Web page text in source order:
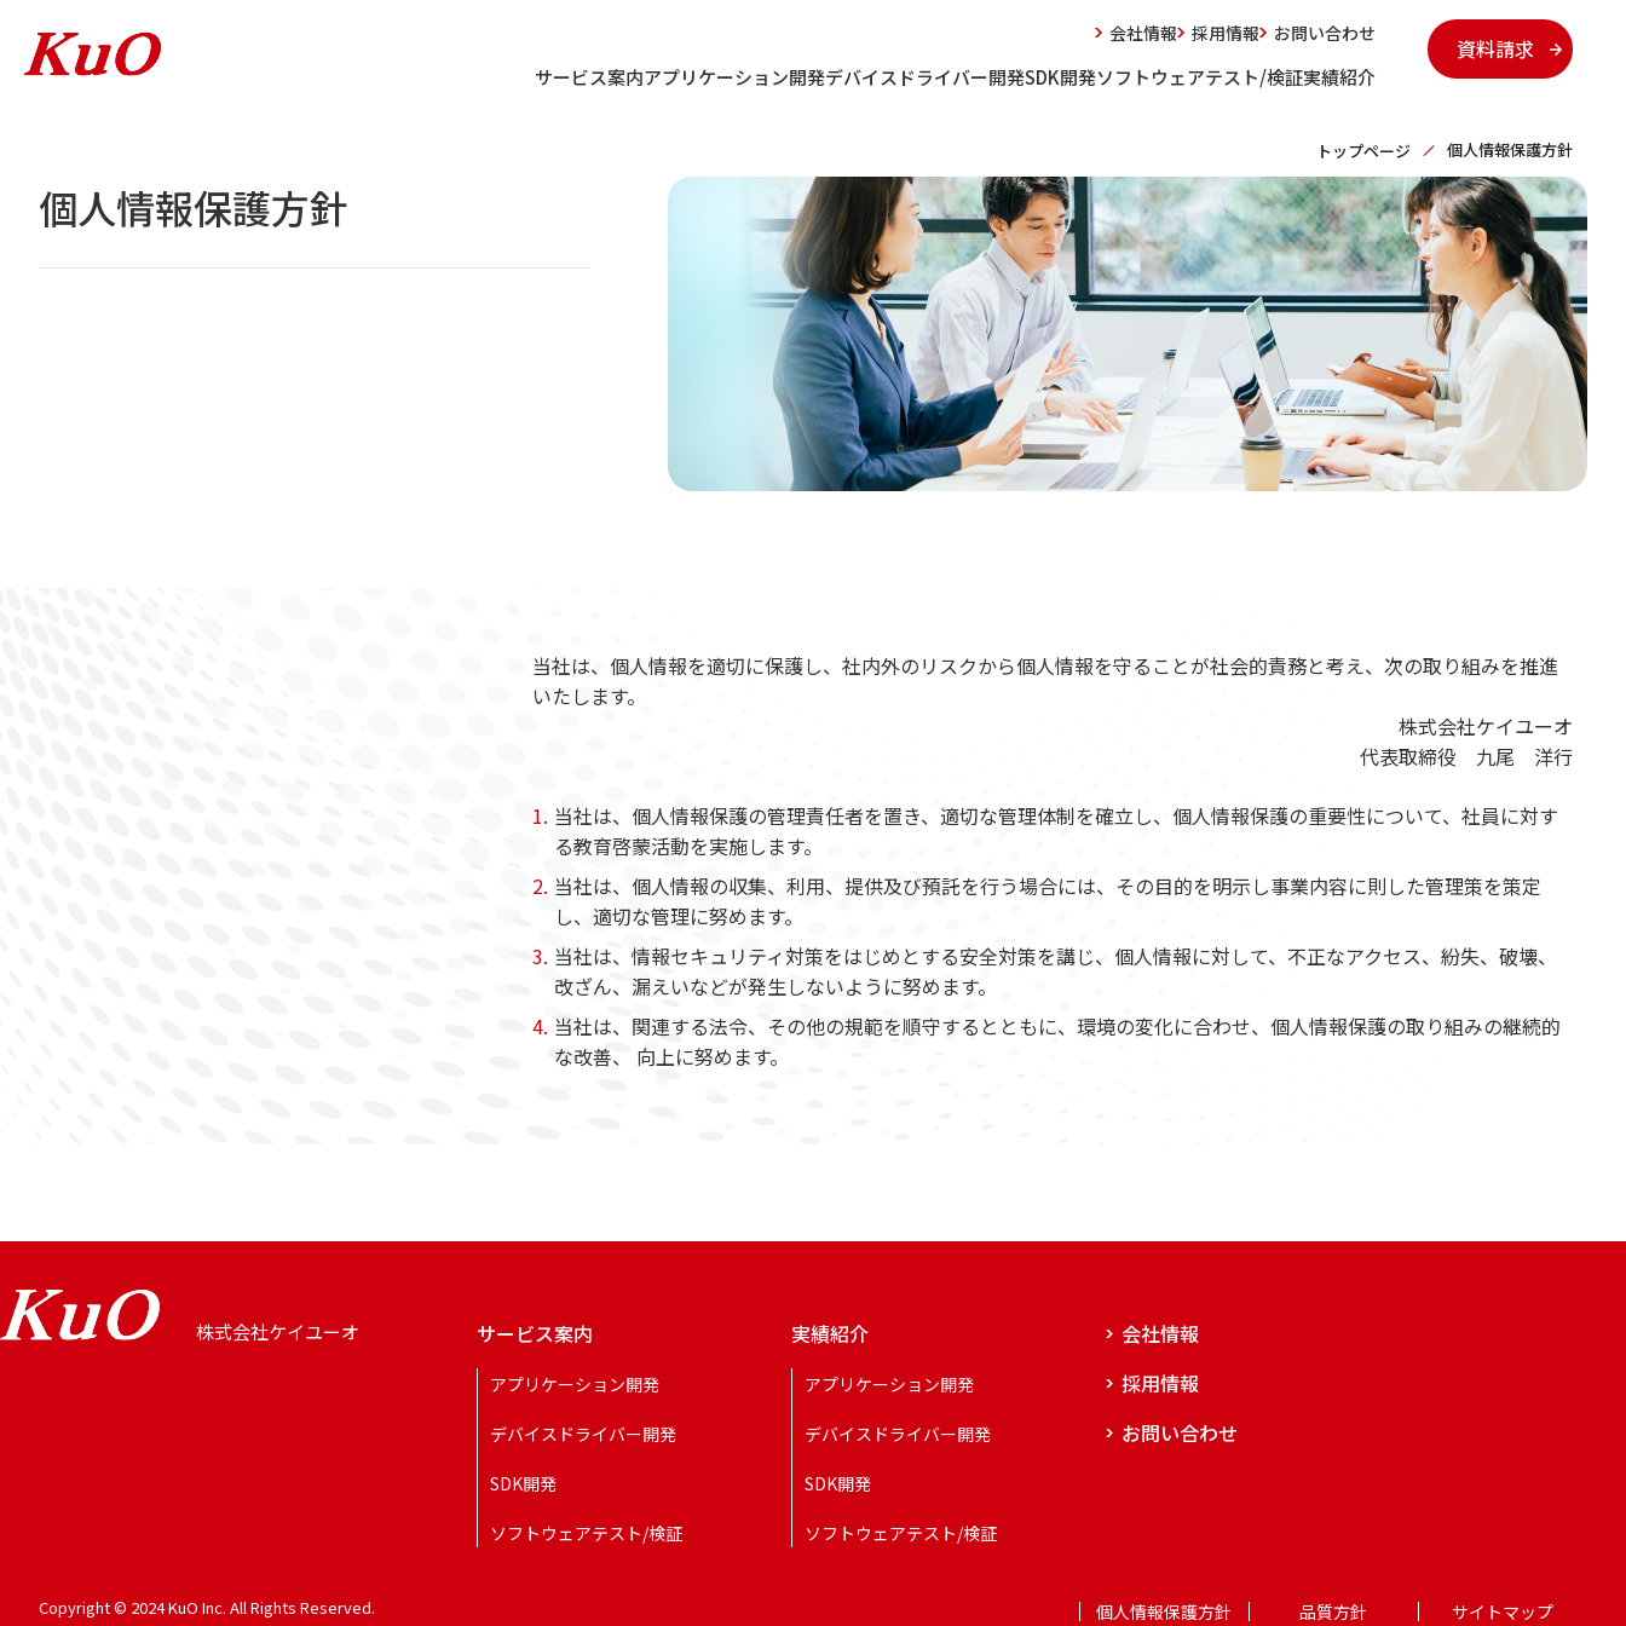
会社情報 採用情報 お問い合わせ
サービス案内アプリケーション開発デバイスドライバー開発SDK開発ソフトウェアテスト/検証実績紹介
資料請求
トップページ 個人情報保護方針
個人情報保護方針
当社は、個人情報を適切に保護し、社内外のリスクから個人情報を守ることが社会的責務と考え、次の取り組みを推進
いたします。
株式会社ケイユーオ
代表取締役 九尾 洋行
当社は、個人情報保護の管理責任者を置き、適切な管理体制を確立し、個人情報保護の重要性について、社員に対す
る教育啓蒙活動を実施します。
当社は、個人情報の収集、利用、提供及び預託を行う場合には、その目的を明示し事業内容に則した管理策を策定
し、適切な管理に努めます。
当社は、情報セキュリティ対策をはじめとする安全対策を講じ、個人情報に対して、不正なアクセス、紛失、破壊、
改ざん、漏えいなどが発生しないように努めます。
当社は、関連する法令、その他の規範を順守するとともに、環境の変化に合わせ、個人情報保護の取り組みの継続的
な改善、 向上に努めます。
株式会社ケイユーオ サービス案内
アプリケーション開発
デバイスドライバー開発
SDK開発
ソフトウェアテスト/検証
実績紹介
アプリケーション開発
デバイスドライバー開発
SDK開発
ソフトウェアテスト/検証
会社情報
採用情報
お問い合わせ
個人情報保護方針 品質方針 サイトマップ
Copyright © 2024 KuO Inc. All Rights Reserved.